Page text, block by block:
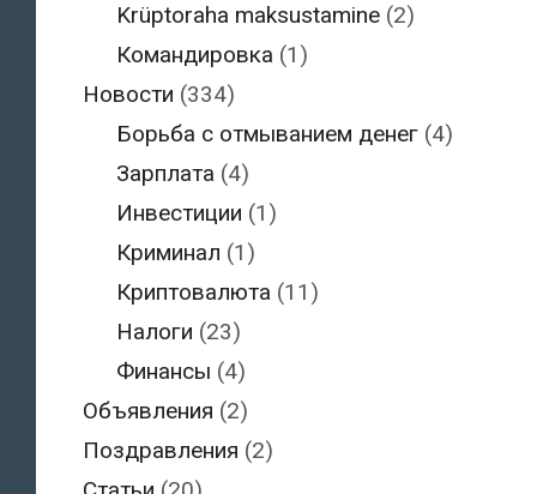
Krüptoraha maksustamine (2)
Командировка (1)
Новости (334)
Борьба с отмыванием денег (4)
Зарплата (4)
Инвестиции (1)
Криминал (1)
Криптовалюта (11)
Налоги (23)
Финансы (4)
Объявления (2)
Поздравления (2)